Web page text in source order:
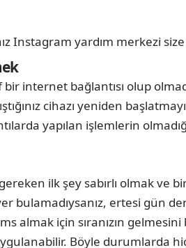
yardım merkezi size
internet bağlantısı olup
cihazı yeniden
yapılan işlemlerin
ilk şey sabırlı olmak ve
bulamadıysanız, ertesi gün
almak için sıranızın
Böyle durumlarda